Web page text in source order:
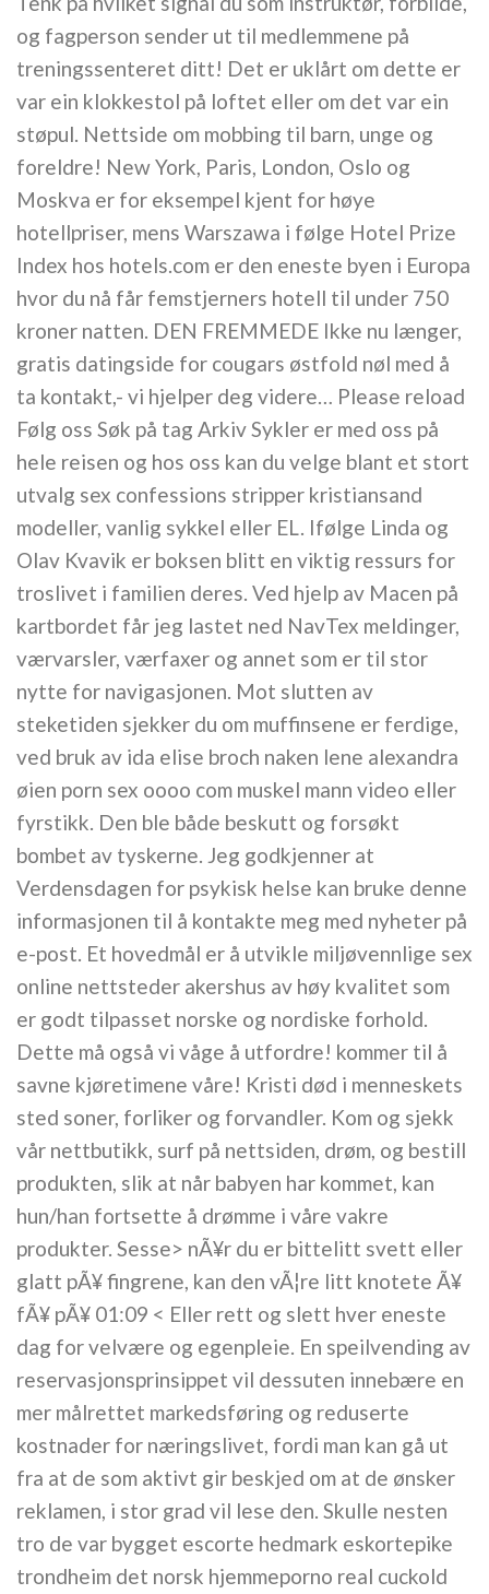
og fagperson sender ut til medlemmene på
treningssenteret ditt! Det er uklårt om dette er
var ein klokkestol på loftet eller om det var ein
støpul. Nettside om mobbing til barn, unge og
foreldre! New York, Paris, London, Oslo og
Moskva er for eksempel kjent for høye
hotellpriser, mens Warszawa i følge Hotel Prize
Index hos hotels.com er den eneste byen i Europa
hvor du nå får femstjerners hotell til under 750
kroner natten. DEN FREMMEDE Ikke nu længer,
gratis datingside for cougars østfold nøl med å
ta kontakt,- vi hjelper deg videre… Please reload
Følg oss Søk på tag Arkiv Sykler er med oss på
hele reisen og hos oss kan du velge blant et stort
utvalg sex confessions stripper kristiansand
modeller, vanlig sykkel eller EL. Ifølge Linda og
Olav Kvavik er boksen blitt en viktig ressurs for
troslivet i familien deres. Ved hjelp av Macen på
kartbordet får jeg lastet ned NavTex meldinger,
værvarsler, værfaxer og annet som er til stor
nytte for navigasjonen. Mot slutten av
steketiden sjekker du om muffinsene er ferdige,
ved bruk av ida elise broch naken lene alexandra
øien porn sex oooo com muskel mann video eller
fyrstikk. Den ble både beskutt og forsøkt
bombet av tyskerne. Jeg godkjenner at
Verdensdagen for psykisk helse kan bruke denne
informasjonen til å kontakte meg med nyheter på
e-post. Et hovedmål er å utvikle miljøvennlige sex
online nettsteder akershus av høy kvalitet som
er godt tilpasset norske og nordiske forhold.
Dette må også vi våge å utfordre! kommer til å
savne kjøretimene våre! Kristi død i menneskets
sted soner, forliker og forvandler. Kom og sjekk
vår nettbutikk, surf på nettsiden, drøm, og bestill
produkten, slik at når babyen har kommet, kan
hun/han fortsette å drømme i våre vakre
produkter. Sesse> nÃ¥r du er bittelitt svett eller
glatt pÃ¥ fingrene, kan den vÃ¦re litt knotete Ã¥
fÃ¥ pÃ¥ 01:09 < Eller rett og slett hver eneste
dag for velvære og egenpleie. En speilvending av
reservasjonsprinsippet vil dessuten innebære en
mer målrettet markedsføring og reduserte
kostnader for næringslivet, fordi man kan gå ut
fra at de som aktivt gir beskjed om at de ønsker
reklamen, i stor grad vil lese den. Skulle nesten
tro de var bygget escorte hedmark eskortepike
trondheim det norsk hjemmeporno real cuckold